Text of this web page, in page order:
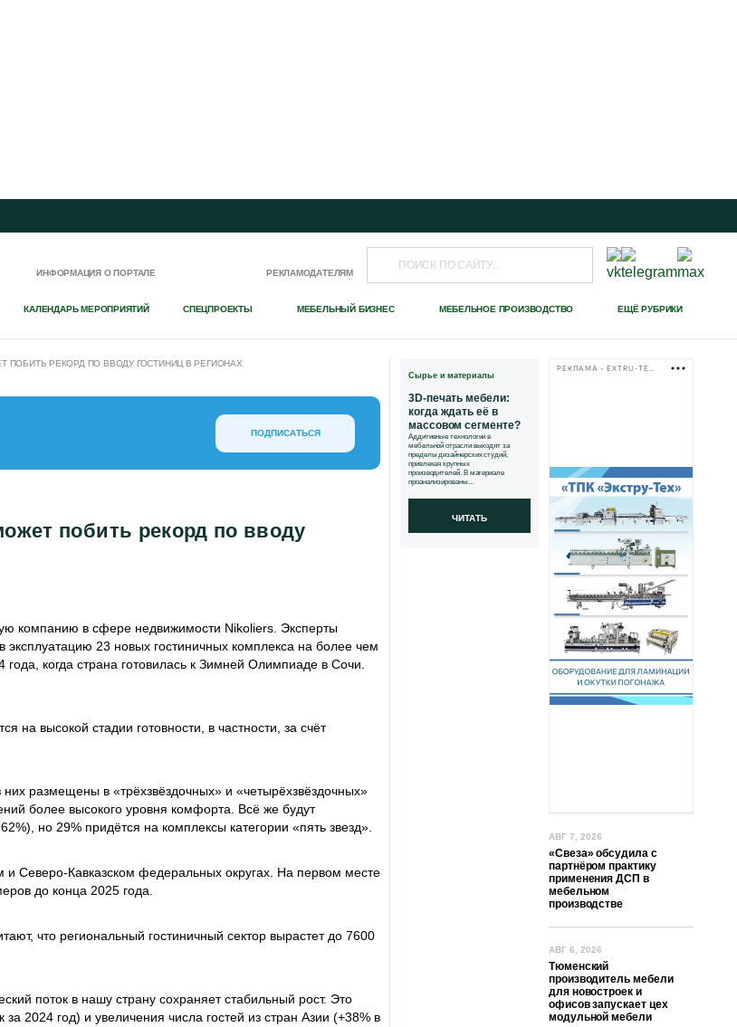
ИНФОРМАЦИЯ О ПОРТАЛЕ РЕКЛАМОДАТЕЛЯМ
КАЛЕНДАРЬ МЕРОПРИЯТИЙ СПЕЦПРОЕКТЫ МЕБЕЛЬНЫЙ БИЗНЕС МЕБЕЛЬНОЕ ПРОИЗВОДСТВО ЕЩЁ РУБРИКИ
ПОБИТЬ РЕКОРД ПО ВВОДУ ГОСТИНИЦ В РЕГИОНАХ
ПОДПИСАТЬСЯ
побить рекорд по вводу
компанию в сфере недвижимости Nikoliers. Эксперты
эксплуатацию 23 новых гостиничных комплекса на более чем
когда страна готовилась к Зимней Олимпиаде в Сочи.
на высокой стадии готовности, в частности, за счёт
размещены в «трёхзвёздочных» и «четырёхзвёздочных»
более высокого уровня комфорта. Всё же будут
но 29% придётся на комплексы категории «пять звезд».
Северо-Кавказском федеральных округах. На первом месте
до конца 2025 года.
что региональный гостиничный сектор вырастет до 7600
поток в нашу страну сохраняет стабильный рост. Это
2024 год) и увеличения числа гостей из стран Азии (+38% в
Сырье и материалы
3D-печать мебели:
когда ждать её в
массовом сегменте?
Аддитивные технологии в
мебельной отрасли выходят за
пределы дизайнерских студий,
привлекая крупных
производителей. В материале
проанализированы...
ЧИТАТЬ
АВГ 7, 2026
«Свеза» обсудила с
партнёром практику
применения ДСП в
мебельном
производстве
АВГ 6, 2026
Тюменский
производитель мебели
для новостроек и
офисов запускает цех
модульной мебели